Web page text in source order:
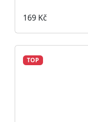
169 Kč
TOP